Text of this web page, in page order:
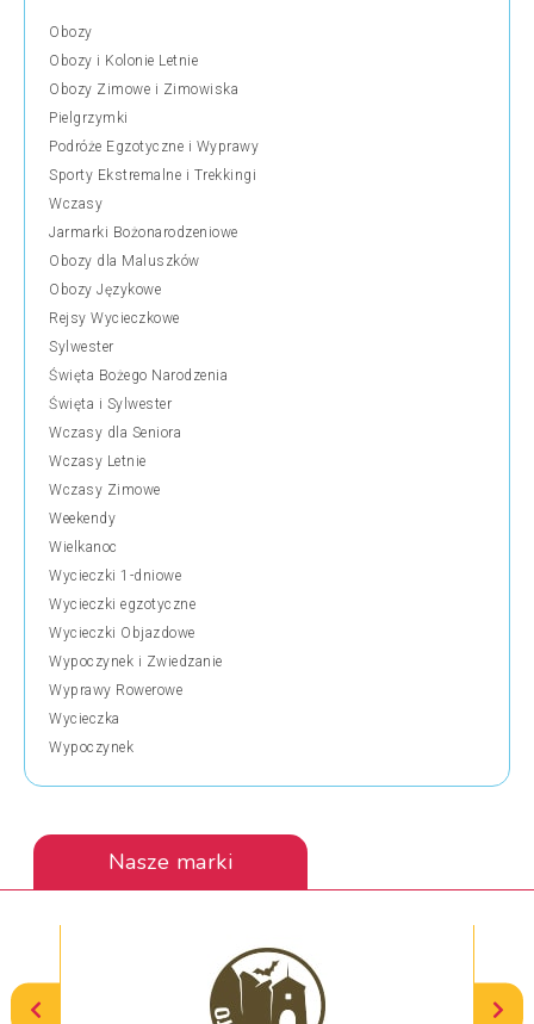
Obozy
Obozy i Kolonie Letnie
Obozy Zimowe i Zimowiska
Pielgrzymki
Podróże Egzotyczne i Wyprawy
Sporty Ekstremalne i Trekkingi
Wczasy
Jarmarki Bożonarodzeniowe
Obozy dla Maluszków
Obozy Językowe
Rejsy Wycieczkowe
Sylwester
Święta Bożego Narodzenia
Święta i Sylwester
Wczasy dla Seniora
Wczasy Letnie
Wczasy Zimowe
Weekendy
Wielkanoc
Wycieczki 1-dniowe
Wycieczki egzotyczne
Wycieczki Objazdowe
Wypoczynek i Zwiedzanie
Wyprawy Rowerowe
Wycieczka
Wypoczynek
Nasze marki